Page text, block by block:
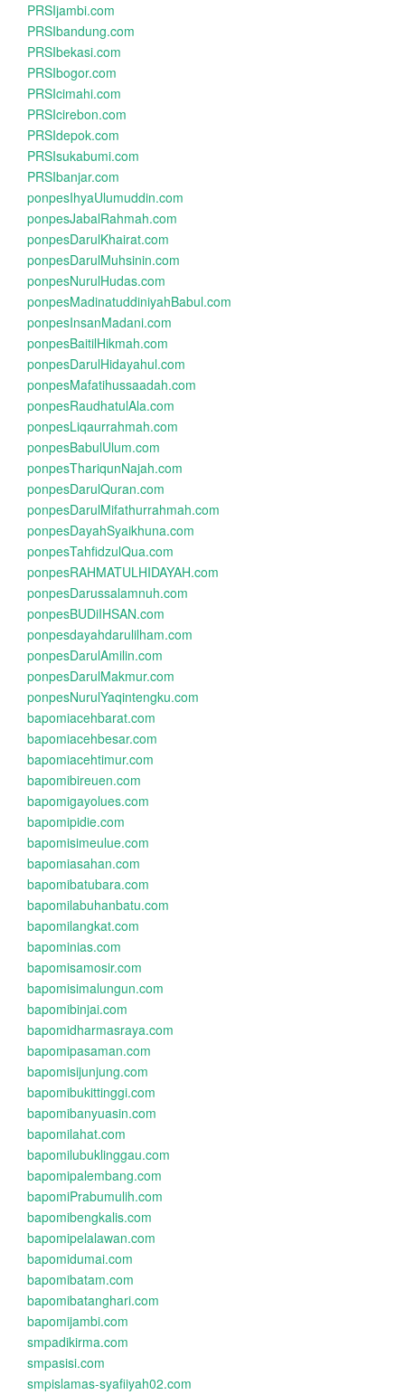
PRSIjambi.com
PRSIbandung.com
PRSIbekasi.com
PRSIbogor.com
PRSIcimahi.com
PRSIcirebon.com
PRSIdepok.com
PRSIsukabumi.com
PRSIbanjar.com
ponpesIhyaUlumuddin.com
ponpesJabalRahmah.com
ponpesDarulKhairat.com
ponpesDarulMuhsinin.com
ponpesNurulHudas.com
ponpesMadinatuddiniyahBabul.com
ponpesInsanMadani.com
ponpesBaitilHikmah.com
ponpesDarulHidayahul.com
ponpesMafatihussaadah.com
ponpesRaudhatulAla.com
ponpesLiqaurrahmah.com
ponpesBabulUlum.com
ponpesThariqunNajah.com
ponpesDarulQuran.com
ponpesDarulMifathurrahmah.com
ponpesDayahSyaikhuna.com
ponpesTahfidzulQua.com
ponpesRAHMATULHIDAYAH.com
ponpesDarussalamnuh.com
ponpesBUDiIHSAN.com
ponpesdayahdarulilham.com
ponpesDarulAmilin.com
ponpesDarulMakmur.com
ponpesNurulYaqintengku.com
bapomiacehbarat.com
bapomiacehbesar.com
bapomiacehtimur.com
bapomibireuen.com
bapomigayolues.com
bapomipidie.com
bapomisimeulue.com
bapomiasahan.com
bapomibatubara.com
bapomilabuhanbatu.com
bapomilangkat.com
bapominias.com
bapomisamosir.com
bapomisimalungun.com
bapomibinjai.com
bapomidharmasraya.com
bapomipasaman.com
bapomisijunjung.com
bapomibukittinggi.com
bapomibanyuasin.com
bapomilahat.com
bapomilubuklinggau.com
bapomipalembang.com
bapomiPrabumulih.com
bapomibengkalis.com
bapomipelalawan.com
bapomidumai.com
bapomibatam.com
bapomibatanghari.com
bapomijambi.com
smpadikirma.com
smpasisi.com
smpislamas-syafiiyah02.com